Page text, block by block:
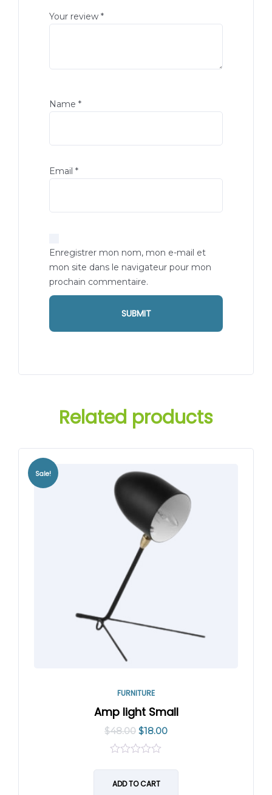
Your review *
Name *
Email *
Enregistrer mon nom, mon e-mail et
mon site dans le navigateur pour mon
prochain commentaire.
Related products
Sale!
FURNITURE
Amp light Small
$48.00 $18.00
of
ADD TO CART